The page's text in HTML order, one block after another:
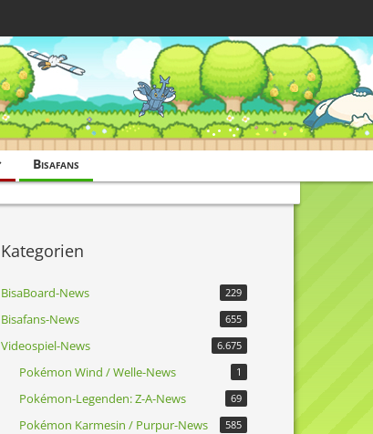
Bisafans
Kategorien
BisaBoard-News 229
Bisafans-News 655
Videospiel-News 6.675
Pokémon Wind / Welle-News 1
Pokémon-Legenden: Z-A-News 69
Pokémon Karmesin / Purpur-News 585